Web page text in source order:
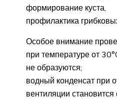
формирование куста,
профилактика
Особое внимание
при температуре от
не образуются;
водный конденсат при
вентиляции